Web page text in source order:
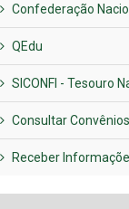
Confederação
QEdu
SICONFI - Tesouro
Consultar Convênios
Receber